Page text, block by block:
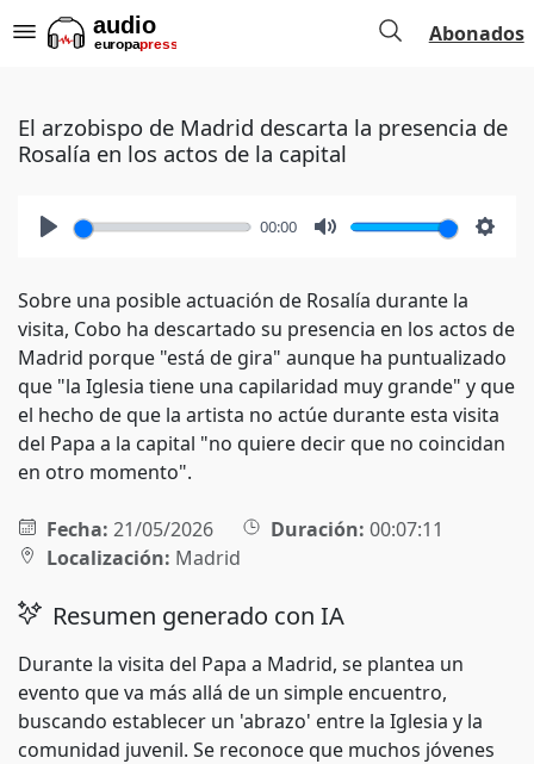
Abonados
El arzobispo de Madrid descarta la presencia de
Rosalía en los actos de la capital
00:00
Sobre una posible actuación de Rosalía durante la
visita, Cobo ha descartado su presencia en los actos de
Madrid porque "está de gira" aunque ha puntualizado
que "la Iglesia tiene una capilaridad muy grande" y que
el hecho de que la artista no actúe durante esta visita
del Papa a la capital "no quiere decir que no coincidan
en otro momento".
Fecha: 21/05/2026 Duración: 00:07:11
Localización: Madrid
Resumen generado con IA
Durante la visita del Papa a Madrid, se plantea un
evento que va más allá de un simple encuentro,
buscando establecer un 'abrazo' entre la Iglesia y la
comunidad juvenil. Se reconoce que muchos jóvenes